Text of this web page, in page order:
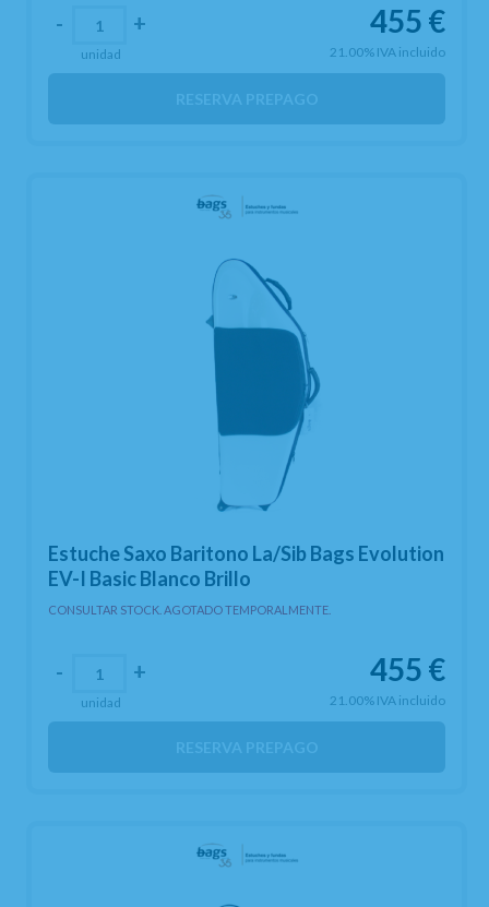
455 €
21.00% IVA incluido
- +
unidad
RESERVA PREPAGO
Estuche Saxo Baritono La/Sib Bags Evolution
EV-I Basic Blanco Brillo
CONSULTAR STOCK. AGOTADO TEMPORALMENTE.
455 €
21.00% IVA incluido
- +
unidad
RESERVA PREPAGO